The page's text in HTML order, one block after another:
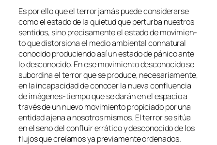
Es por ello que el te­rror ja­más pue­de con­si­de­rar­se
co­mo el es­ta­do de la quie­tud que per­tur­ba nues­tros
sen­ti­dos, sino pre­ci­sa­men­te el es­ta­do de mo­vi­mien­
to que dis­tor­sio­na el me­dio am­bien­tal con­na­tu­ral
co­no­ci­do pro­du­cien­do así un es­ta­do de pá­ni­co an­te
lo des­co­no­ci­do. En ese mo­vi­mien­to des­co­no­ci­do se
su­bor­di­na el te­rror que se pro­du­ce, ne­ce­sa­ria­men­te,
en la in­ca­pa­ci­dad de co­no­cer la nue­va con­fluen­cia
de imágenes-tiempo que se da­rán en el es­pa­cio a
tra­vés de un nue­vo mo­vi­mien­to pro­pi­cia­do por una
en­ti­dad aje­na a no­so­tros mis­mos. El te­rror se si­túa
en el seno del con­fluir errá­ti­co y des­co­no­ci­do de los
flu­jos que creía­mos ya pre­via­men­te ordenados.